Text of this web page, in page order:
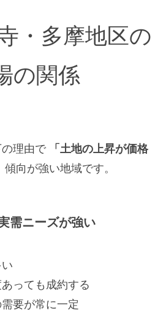
・多摩地区の
の関係
理由で
「土地の上昇が価格
傾向が強い地域です。
需ニーズが強い
っても成約する
要が常に一定